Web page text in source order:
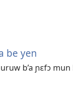
be yen
b’a ɲɛfɔ mun